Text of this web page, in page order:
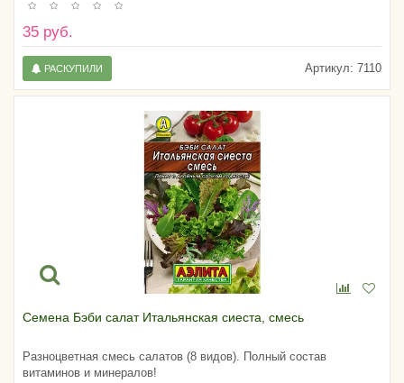
35 руб.
Артикул: 7110
РАСКУПИЛИ
Семена Бэби салат Итальянская сиеста, смесь
Разноцветная смесь салатов (8 видов). Полный состав
витаминов и минералов!